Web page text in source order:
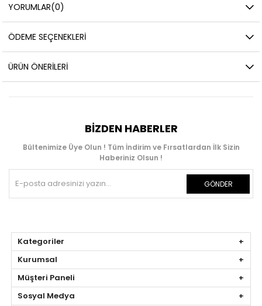
YORUMLAR(0)
ÖDEME SEÇENEKLERI
ÜRÜN ÖNERILERI
BIZDEN HABERLER
Bültenimize Üye Olun ! Tüm İndirim ve Fırsatlardan İlk Sizin
Haberiniz Olsun !
GÖNDER
Kategoriler
Kurumsal
Müşteri Paneli
Sosyal Medya